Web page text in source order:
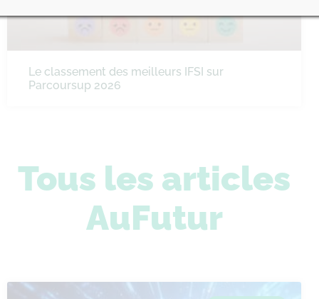
Le classement des meilleurs IFSI sur
Parcoursup 2026
Tous les articles
AuFutur